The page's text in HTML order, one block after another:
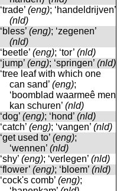
‘trade’ (eng); ‘handeldrijven’
(nld)
‘bless’ (eng); ‘zegenen’
(nld)
‘beetle’ (eng); ‘tor’ (nld)
‘jump’ (eng); ‘springen’ (nld)
‘tree leaf with which one
can sand’ (eng);
‘boomblad waarmeê men
kan schuren’ (nld)
‘dog’ (eng); ‘hond’ (nld)
‘catch’ (eng); ‘vangen’ (nld)
‘get used to’ (eng);
‘wennen’ (nld)
‘shy’ (eng); ‘verlegen’ (nld)
‘flower’ (eng); ‘bloem’ (nld)
‘cock's comb’ (eng);